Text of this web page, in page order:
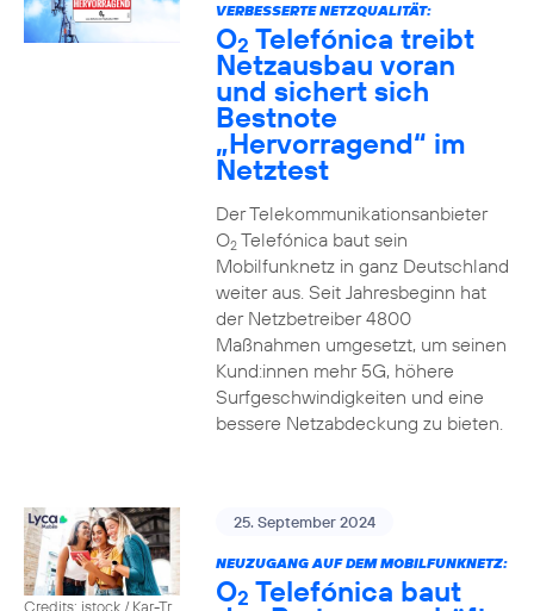
VERBESSERTE NETZQUALITÄT:
O2 Telefónica treibt
Netzausbau voran
und sichert sich
Bestnote
„Hervorragend“ im
Netztest
Der Telekommunikationsanbieter
O2Telefónica baut sein
Mobilfunknetz in ganz Deutschland
weiter aus. Seit Jahresbeginn hat
der Netzbetreiber 4800
Maßnahmen umgesetzt, um seinen
Kund:innen mehr 5G, höhere
Surfgeschwindigkeiten und eine
bessere Netzabdeckung zu bieten.
Credits: istock / Kar-Tr
25. September 2024
NEUZUGANG AUF DEM MOBILFUNKNETZ:
O2 Telefónica baut